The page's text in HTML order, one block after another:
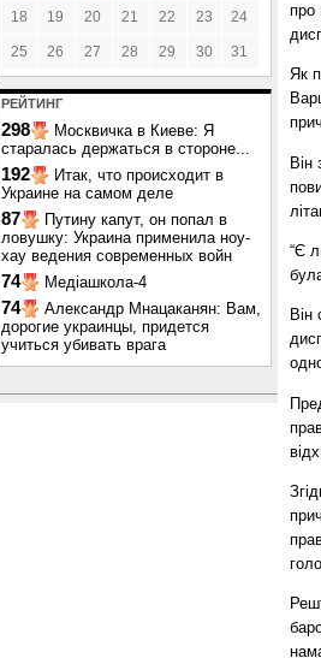
18 19 20 21 22 23 24
25 26 27 28 29 30 31
РЕЙТИНГ
298
Москвичка в Киеве: Я
старалась держаться в стороне...
192
Итак, что происходит в
Украине на самом деле
87
Путину капут, он попал в
ловушку: Украина применила ноу-
хау ведения современных войн
74 Медіашкола-4
74
Александр Мнацаканян: Вам,
дорогие украинцы, придется
учиться убивать врага
про
Як
Він
“Є
Він